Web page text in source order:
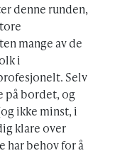
denne runden,
mange av de
i
Selv
på bordet, og
ikke minst, i
klare over
har behov for å